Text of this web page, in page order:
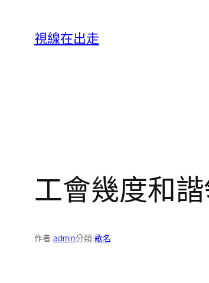
視線在出走
工會幾度和
作者:admin分類:歌名